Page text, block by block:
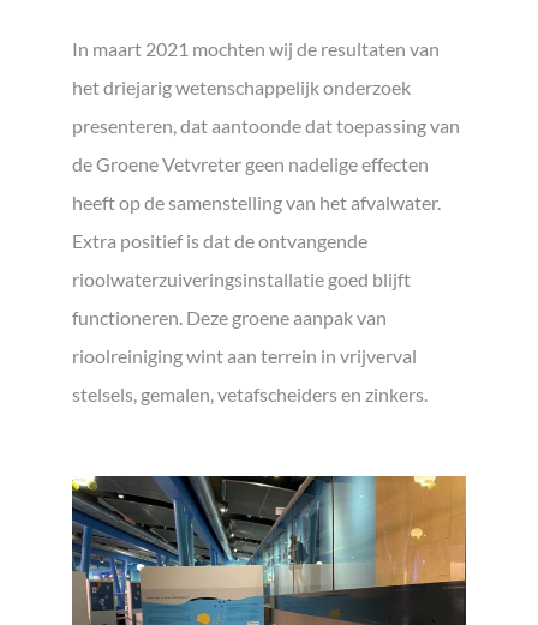
In maart 2021 mochten wij de resultaten van
het driejarig wetenschappelijk onderzoek
presenteren, dat aantoonde dat toepassing van
de Groene Vetvreter geen nadelige effecten
heeft op de samenstelling van het afvalwater.
Extra positief is dat de ontvangende
rioolwaterzuiveringsinstallatie goed blijft
functioneren. Deze groene aanpak van
rioolreiniging wint aan terrein in vrijverval
stelsels, gemalen, vetafscheiders en zinkers.